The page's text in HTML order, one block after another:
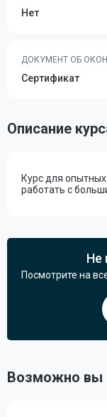
Нет
ДОКУМЕНТ ОБ
Сертификат
Описание
Курс для
работать с
Не
Посмотрите на
Возможно вы